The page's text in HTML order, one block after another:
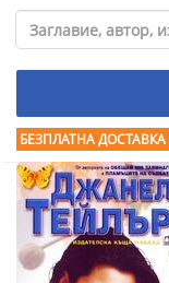
БЕЗПЛАТНА